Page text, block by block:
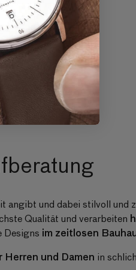
angibt und dabei stilvoll und
Qualität und verarbeiten
Designs im zeitlosen
Herren und Damen in